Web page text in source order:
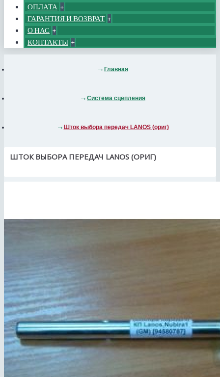
ОПЛАТА +
ГАРАНТИЯ И ВОЗВРАТ +
О НАС +
КОНТАКТЫ +
Главная
Система сцепления
Шток выбора передач LANOS (ориг)
ШТОК ВЫБОРА ПЕРЕДАЧ LANOS (ОРИГ)